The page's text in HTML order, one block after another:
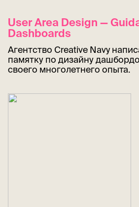
User Area Design —
Dashboards
Агентство Creative Navy
памятку по дизайну
своего многолетнего опыта.